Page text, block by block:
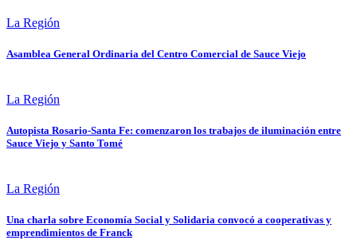
La Región
Asamblea General Ordinaria del Centro Comercial de Sauce Viejo
La Región
Autopista Rosario-Santa Fe: comenzaron los trabajos de iluminación entre
Sauce Viejo y Santo Tomé
La Región
Una charla sobre Economía Social y Solidaria convocó a cooperativas y
emprendimientos de Franck